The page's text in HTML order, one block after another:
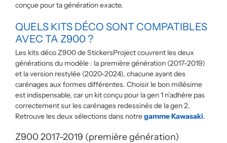
conçue pour ta génération exacte.
QUELS KITS DÉCO SONT COMPATIBLES
AVEC TA Z900 ?
Les kits déco Z900 de StickersProject couvrent les deux
générations du modèle : la première génération (2017-2019)
et la version restylée (2020-2024), chacune ayant des
carénages aux formes différentes. Choisir le bon millésime
est indispensable, car un kit conçu pour la gen 1 n’adhère pas
correctement sur les carénages redessinés de la gen 2.
Retrouve les deux sélections dans notregamme Kawasaki.
Z900 2017-2019 (première génération)